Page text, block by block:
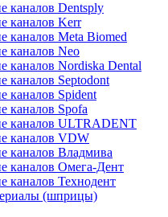
каналов Dentsply
каналов Kerr
каналов Meta Biomed
каналов Neo
каналов Nordiska Dental
каналов Septodont
каналов Spident
каналов Spofa
каналов ULTRADENT
каналов VDW
каналов Владмива
каналов Омега-Дент
каналов Технодент
(шприцы)